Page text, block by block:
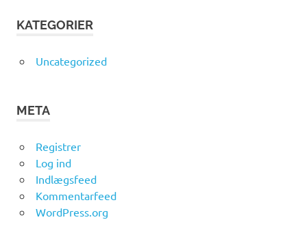
KATEGORIER
Uncategorized
META
Registrer
Log ind
Indlægsfeed
Kommentarfeed
WordPress.org